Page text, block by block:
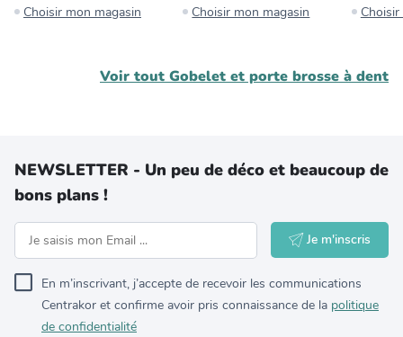
Choisir mon magasin Choisir mon magasin
Voir tout Gobelet et porte brosse à dent
NEWSLETTER - Un peu de déco et beaucoup de
bons plans !
Je m'inscris
En m’inscrivant, j’accepte de recevoir les communications
Centrakor et confirme avoir pris connaissance de la politique
de confidentialité